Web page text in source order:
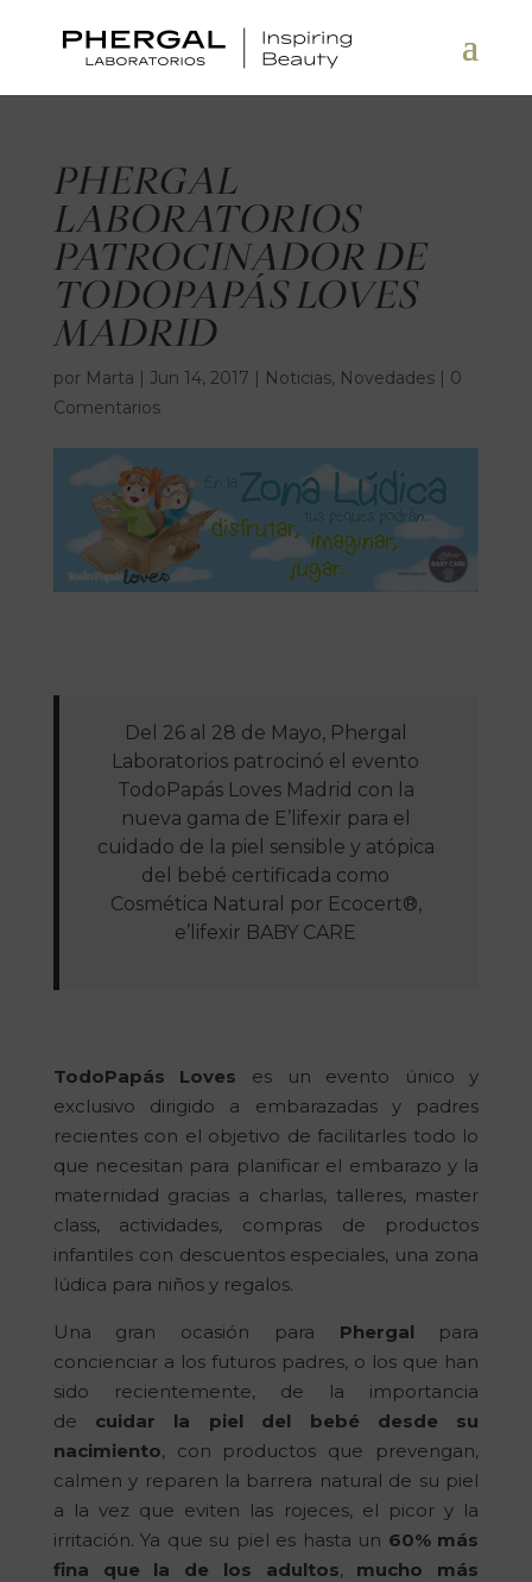
PHERGAL
LABORATORIOS
PATROCINADOR DE
TODOPAPÁS LOVES
MADRID
por Marta | Jun 14, 2017 | Noticias, Novedades| 0
Comentarios
Del 26 al 28 de Mayo, Phergal
Laboratorios patrocinó el evento
TodoPapás Loves Madrid con la
nueva gama de E’lifexir para el
cuidado de la piel sensible y atópica
del bebé certificada como
Cosmética Natural por Ecocert®,
e’lifexir BABY CARE
TodoPapás Loves
es un evento único y
exclusivo dirigido a embarazadas y padres
recientes con el objetivo de facilitarles todo lo
que necesitan para planificar el embarazo y la
maternidad gracias a charlas, talleres, master
class, actividades, compras de productos
infantiles con descuentos especiales, una zona
lúdica para niños y regalos.
Una gran ocasión para Phergal
para
concienciar a los futuros padres, o los que han
sido recientemente, de la importancia
de
cuidar la piel del bebé desde su
nacimiento, con productos que prevengan,
calmen y reparen la barrera natural de su piel
a la vez que eviten las rojeces, el picor y la
irritación. Ya que su piel es hasta un 60% más
fina que la de los adultos,
mucho más